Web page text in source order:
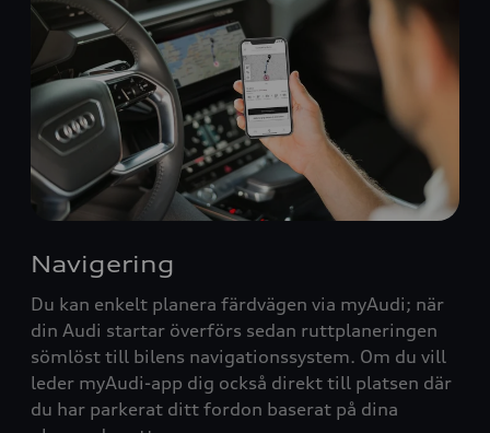
Navigering
Du kan enkelt planera färdvägen via myAudi; när
din Audi startar överförs sedan ruttplaneringen
sömlöst till bilens navigationssystem. Om du vill
leder myAudi-app dig också direkt till platsen där
du har parkerat ditt fordon baserat på dina